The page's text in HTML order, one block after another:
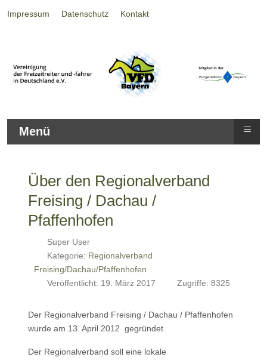
Impressum Datenschutz Kontakt
Menü ≡
Über den Regionalverband
Freising / Dachau /
Pfaffenhofen
Super User
Kategorie: Regionalverband
Freising/Dachau/Pfaffenhofen
Veröffentlicht: 19. März 2017
Zugriffe: 8325
Der Regionalverband Freising / Dachau / Pfaffenhofen
wurde am 13. April 2012 gegründet.
Der Regionalverband soll eine lokale